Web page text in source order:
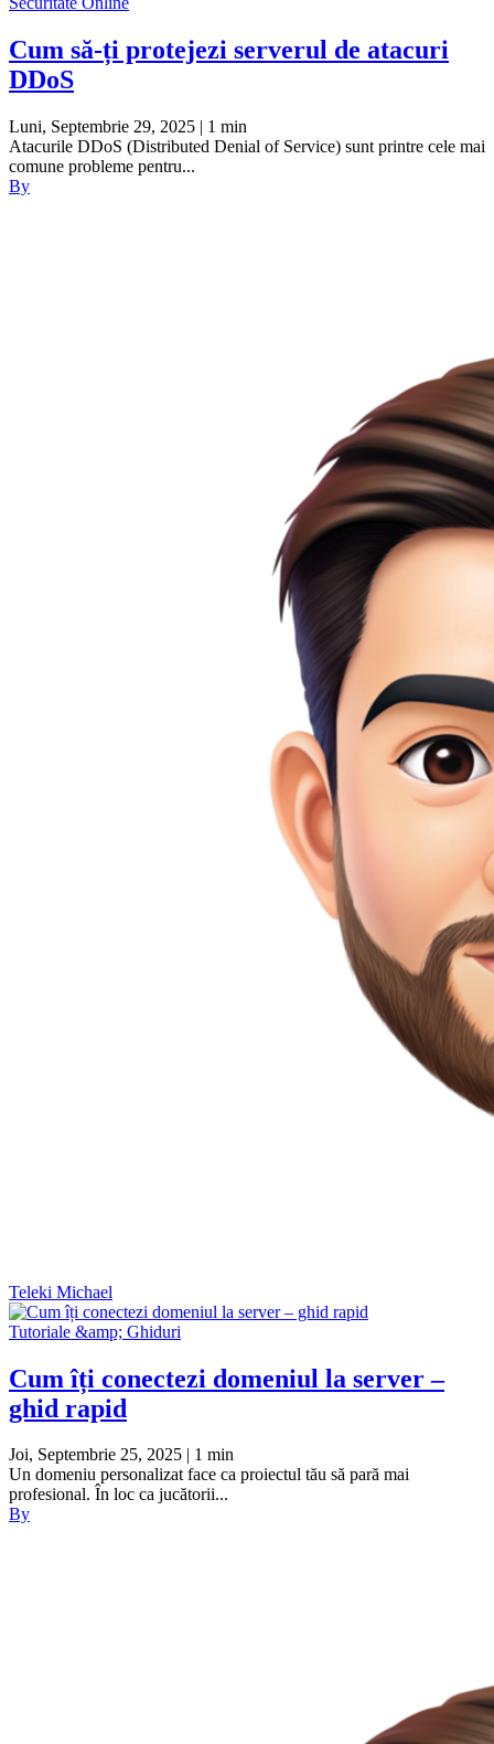
Cum să-ți protejezi serverul de atacuri
DDoS
Luni, Septembrie 29, 2025 | 1 min
Atacurile DDoS (Distributed Denial of Service) sunt printre cele mai
comune probleme pentru...
By
Teleki Michael
Tutoriale &amp; Ghiduri
Cum îți conectezi domeniul la server –
ghid rapid
Joi, Septembrie 25, 2025 | 1 min
Un domeniu personalizat face ca proiectul tău să pară mai
profesional. În loc ca jucătorii...
By